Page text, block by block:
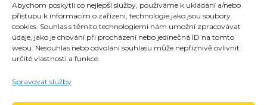
Abychom poskytli co nejlepší služby, používáme k ukládání a/nebo
přístupu k informacím o zařízení, technologie jako jsou soubory
cookies. Souhlas s těmito technologiemi nám umožní zpracovávat
údaje, jako je chování při procházení nebo jedinečná ID na tomto
webu. Nesouhlas nebo odvolání souhlasu může nepříznivě ovlivnit
určité vlastnosti a funkce.
Spravovat služby
O nás
Projekty
Členství